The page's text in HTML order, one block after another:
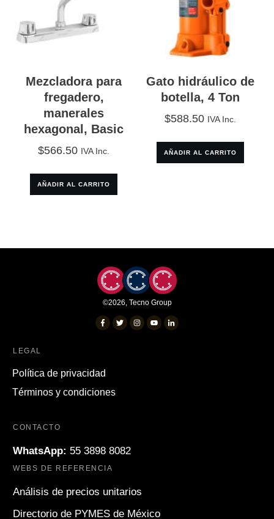
Mezcladora para
fregadero,
manerales
hexagonal, Basic
$566.50 IVA Inc.
AÑADIR AL CARRITO
Gato hidráulico de
botella, 4 Ton
$588.50 IVA Inc.
AÑADIR AL CARRITO
©2026, Tecno Group
LEGAL
Política de privacidad
Términos y condiciones
CONTACTO
WhatsApp: 55 3898 8082
WEBS DE REFERENCIA
Análisis de precios unitarios
Directorio de PYMES de México